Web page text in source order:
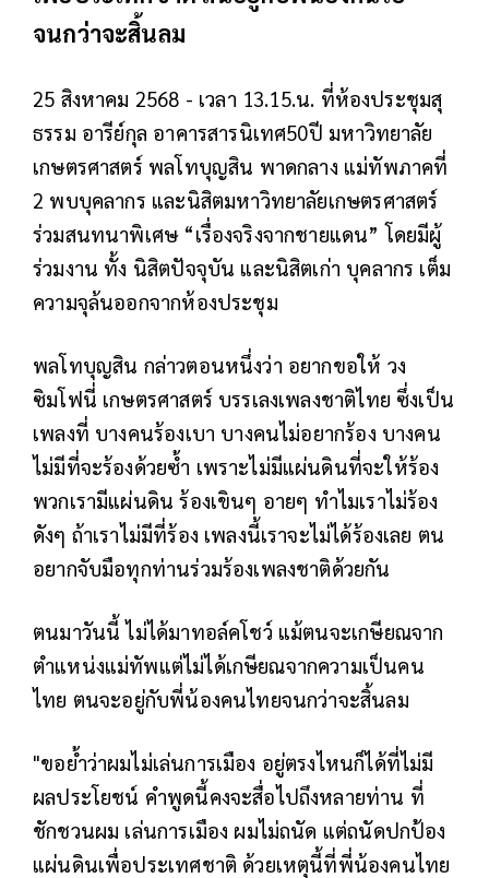
จนกว่าจะสิ้นลม
25 สิงหาคม 2568 - เวลา 13.15.น. ที่ห้องประชุมสุ
ธรรม อารีย์กุล อาคารสารนิเทศ50ปี มหาวิทยาลัย
เกษตรศาสตร์ พลโทบุญสิน พาดกลาง แม่ทัพภาคที่
2 พบบุคลากร และนิสิตมหาวิทยาลัยเกษตรศาสตร์
ร่วมสนทนาพิเศษ “เรื่องจริงจากชายแดน” โดยมีผู้
ร่วมงาน ทั้ง นิสิตปัจจุบัน และนิสิตเก่า บุคลากร เต็ม
ความจุล้นออกจากห้องประชุม
พลโทบุญสิน กล่าวตอนหนึ่งว่า อยากขอให้ วง
ซิมโฟนี่ เกษตรศาสตร์ บรรเลงเพลงชาติไทย ซึ่งเป็น
เพลงที่ บางคนร้องเบา บางคนไม่อยากร้อง บางคน
ไม่มีที่จะร้องด้วยซ้ำ เพราะไม่มีแผ่นดินที่จะให้ร้อง
พวกเรามีแผ่นดิน ร้องเขินๆ อายๆ ทำไมเราไม่ร้อง
ดังๆ ถ้าเราไม่มีที่ร้อง เพลงนี้เราจะไม่ได้ร้องเลย ตน
อยากจับมือทุกท่านร่วมร้องเพลงชาติด้วยกัน
ตนมาวันนี้ ไม่ได้มาทอล์คโชว์ แม้ตนจะเกษียณจาก
ตำแหน่งแม่ทัพแต่ไม่ได้เกษียณจากความเป็นคน
ไทย ตนจะอยู่กับพี่น้องคนไทยจนกว่าจะสิ้นลม
"ขอย้ำว่าผมไม่เล่นการเมือง อยู่ตรงไหนก็ได้ที่ไม่มี
ผลประโยชน์ คำพูดนี้คงจะสื่อไปถึงหลายท่าน ที่
ชักชวนผม เล่นการเมือง ผมไม่ถนัด แต่ถนัดปกป้อง
แผ่นดินเพื่อประเทศชาติ ด้วยเหตุนี้ที่พี่น้องคนไทย